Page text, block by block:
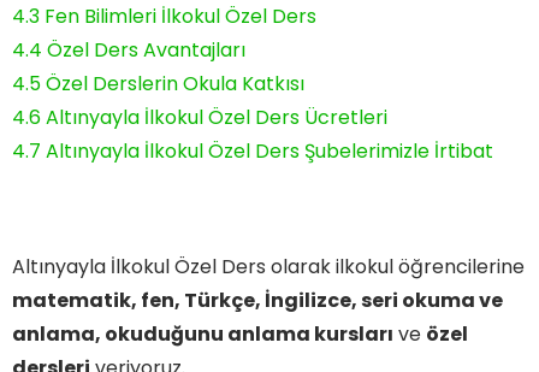
4.3 Fen Bilimleri İlkokul Özel Ders
4.4 Özel Ders Avantajları
4.5Özel Derslerin Okula Katkısı
4.6Altınyayla İlkokul Özel Ders Ücretleri
4.7 Altınyayla İlkokul Özel Ders Şubelerimizle İrtibat
Altınyayla İlkokul Özel Ders olarak ilkokul öğrencilerine
matematik, fen, Türkçe, İngilizce, seri okuma ve
anlama, okuduğunu anlama kursları ve özel